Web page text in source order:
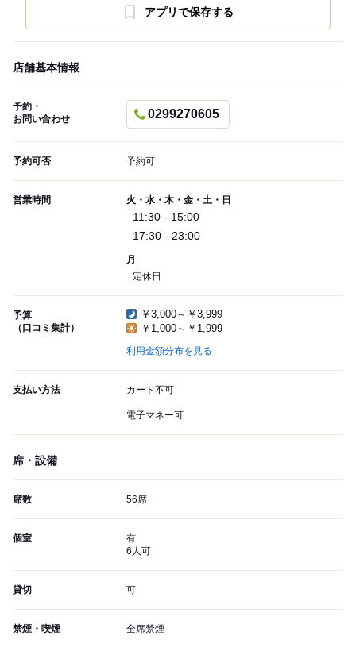
アプリで保存する
店舗基本情報
予約・
お問い合わせ
0299270605
予約可否 予約可
営業時間 火・水・木・金・土・日
11:30 - 15:00
17:30 - 23:00
月
定休日
予算
（口コミ集計）
￥3,000～￥3,999
￥1,000～￥1,999
利用金額分布を見る
支払い方法 カード不可
電子マネー可
席・設備
席数 56席
個室
有
6人可
貸切 可
禁煙・喫煙 全席禁煙